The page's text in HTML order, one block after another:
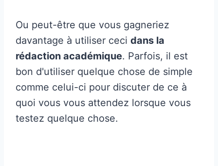
Ou peut-être que vous gagneriez
davantage à utiliser ceci dans la
rédaction académique. Parfois, il est
bon d'utiliser quelque chose de simple
comme celui-ci pour discuter de ce à
quoi vous vous attendez lorsque vous
testez quelque chose.